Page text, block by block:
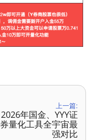
上一篇:
2026年国金、YYY证
券量化工具全宇宙最
强对比